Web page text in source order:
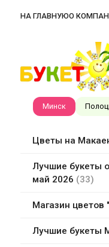
НА ГЛАВНУЮО
Минск
Цветы на
Лучшие букеты
май 2026
33
Магазин цветов
Лучшие букеты